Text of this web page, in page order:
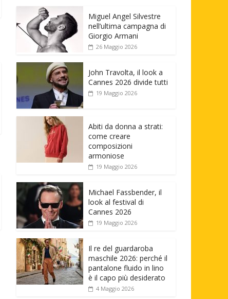
Miguel Angel Silvestre
nell’ultima campagna di
Giorgio Armani
26 Maggio 2026
John Travolta, il look a
Cannes 2026 divide tutti
19 Maggio 2026
Abiti da donna a strati:
come creare
composizioni
armoniose
19 Maggio 2026
Michael Fassbender, il
look al festival di
Cannes 2026
19 Maggio 2026
Il re del guardaroba
maschile 2026: perché il
pantalone fluido in lino
è il capo più desiderato
4 Maggio 2026